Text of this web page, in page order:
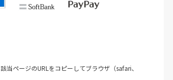
ページのURLをコピーしてブラウザ（safari、